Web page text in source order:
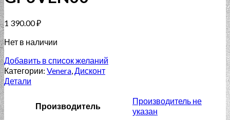
1 390.00₽
Нет в наличии
Добавить в список желаний
Категории: Venera,Дисконт
Детали
Производитель
Производитель не
указан